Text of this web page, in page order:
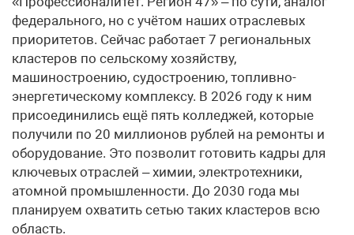
федерального, но с учётом наших отраслевых
приоритетов. Сейчас работает 7 региональных
кластеров по сельскому хозяйству,
машиностроению, судостроению, топливно-
энергетическому комплексу. В 2026 году к ним
присоединились ещё пять колледжей, которые
получили по 20 миллионов рублей на ремонты и
оборудование. Это позволит готовить кадры для
ключевых отраслей – химии, электротехники,
атомной промышленности. До 2030 года мы
планируем охватить сетью таких кластеров всю
область.